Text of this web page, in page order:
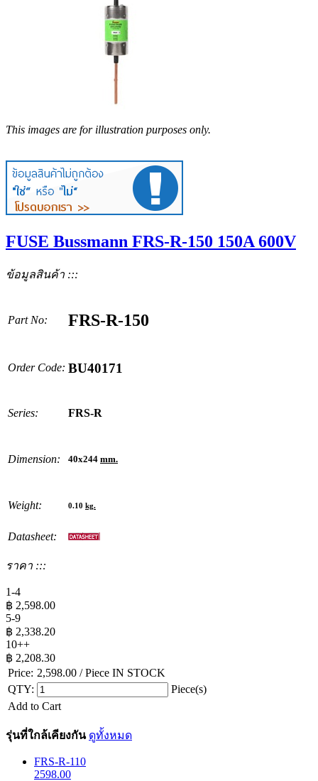
This images are for illustration purposes only.
FUSE Bussmann FRS-R-150 150A 600V
ข้อมูลสินค้า :::
Part No: FRS-R-150
Order Code: BU40171
Series: FRS-R
Dimension: 40x244 mm.
Weight: 0.10 kg.
Datasheet:
ราคา :::
1-4
฿ 2,598.00
5-9
฿ 2,338.20
10++
฿ 2,208.30
Price: 2,598.00 / Piece IN STOCK
QTY:
Piece(s)
Add to Cart
รุ่นที่ใกล้เคียงกัน ดูทั้งหมด
FRS-R-110
2598.00